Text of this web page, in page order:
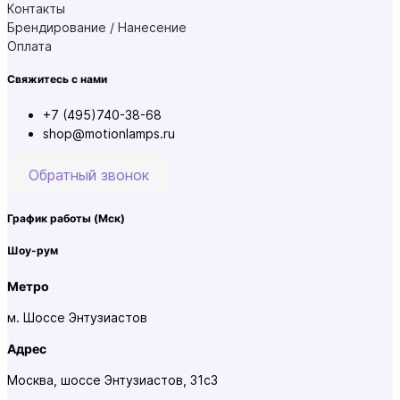
Контакты
Брендирование / Нанесение
Оплата
Свяжитесь с нами
+7 (495)740-38-68
shop@motionlamps.ru
Обратный звонок
График работы (Мск)
Шоу-рум
Метро
м. Шоссе Энтузиастов
Адрес
Москва, шоссе Энтузиастов, 31с3